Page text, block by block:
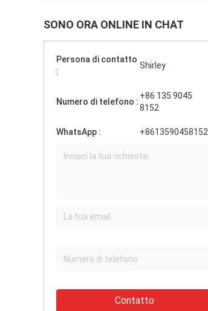
SONO ORA ONLINE IN CHAT
Persona di contatto
:
Shirley
Numero di telefono :
+86 135 9045
8152
WhatsApp : +8613590458152
Contatto